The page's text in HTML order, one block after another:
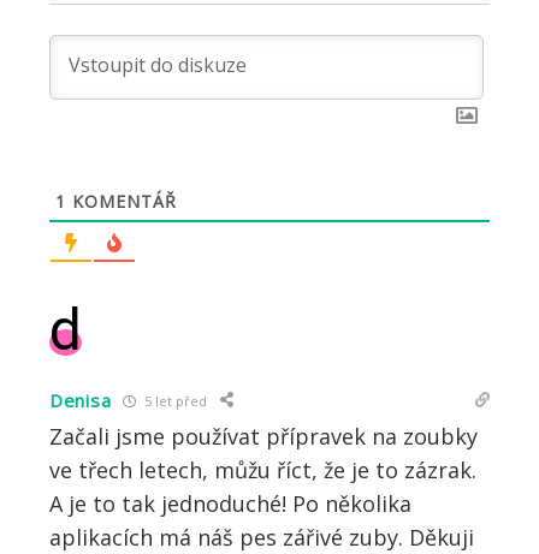
1 KOMENTÁŘ
d
Denisa 5 let před
Začali jsme používat přípravek na zoubky
ve třech letech, můžu říct, že je to zázrak.
A je to tak jednoduché! Po několika
aplikacích má náš pes zářivé zuby. Děkuji